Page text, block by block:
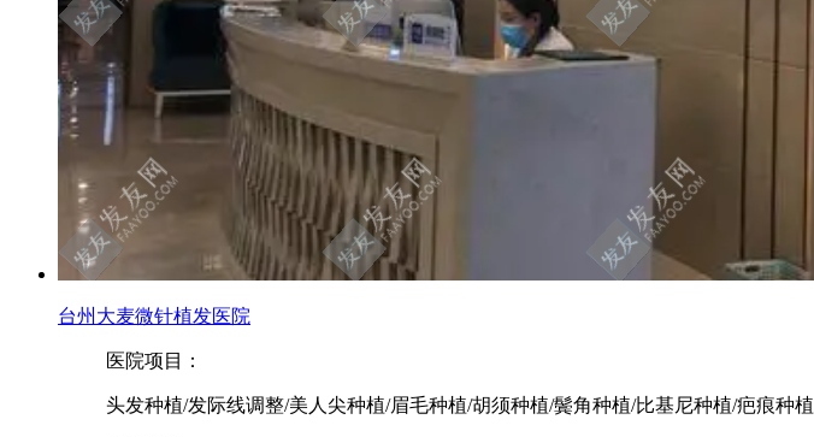
台州大麦微针植发医院
医院项目：
头发种植/发际线调整/美人尖种植/眉毛种植/胡须种植/鬓角种植/比基尼种植/疤痕种植